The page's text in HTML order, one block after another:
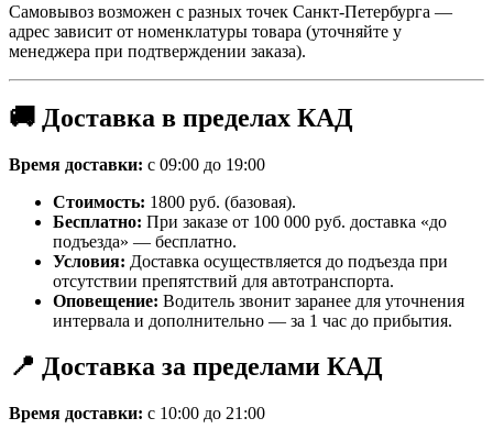
Самовывоз возможен с разных точек Санкт-Петербурга —
адрес зависит от номенклатуры товара (уточняйте у
менеджера при подтверждении заказа).
🚚 Доставка в пределах КАД
Время доставки: с 09:00 до 19:00
Стоимость: 1800 руб. (базовая).
Бесплатно: При заказе от 100 000 руб. доставка «до
подъезда» — бесплатно.
Условия: Доставка осуществляется до подъезда при
отсутствии препятствий для автотранспорта.
Оповещение: Водитель звонит заранее для уточнения
интервала и дополнительно — за 1 час до прибытия.
📍 Доставка за пределами КАД
Время доставки: с 10:00 до 21:00